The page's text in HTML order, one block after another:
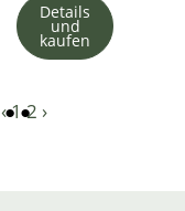
Details
und
kaufen
‹12 ›